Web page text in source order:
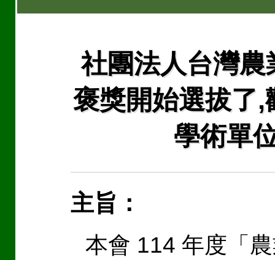
社團法人台灣
褒獎開始選拔了
學術單
主旨：
本會 114 年度「